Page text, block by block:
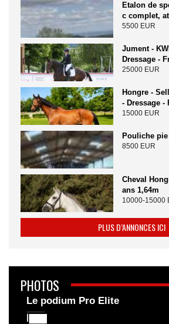
Etalon de
c complet,
5500 EUR
Jument -
Dressage -
25000 EUR
Hongre -
- Dressage -
15000 EUR
Pouliche
8500 EUR
Cheval
ans 1,64m
10000-15000
PLUS D’ANNONCES ICI
PHOTOS
Le podium Pro Elite